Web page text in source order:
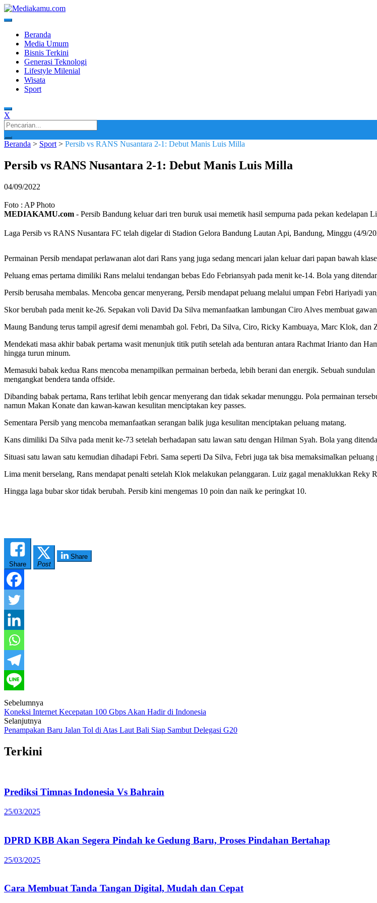
Skip
to
MEDIAKAMU.com
Media Terkini untuk Generasi Milenial!
Beranda
Media Umum
Bisnis Terkini
Generasi Teknologi
Lifestyle Milenial
Wisata
Sport
X
Search
for:
Beranda > Sport > Persib vs RANS Nusantara 2-1: Debut Manis Luis Milla
Persib vs RANS Nusantara 2-1: Debut Manis Luis Milla
04/09/2022
Foto : AP Photo
MEDIAKAMU.com - Persib Bandung keluar dari tren buruk usai memetik hasil sempurna pada pekan
Laga Persib vs RANS Nusantara FC telah digelar di Stadion Gelora Bandung Lautan Api, Bandung, Minggu (4/9/
Permainan Persib mendapat perlawanan alot dari Rans yang juga sedang mencari jalan keluar dari papan bawah
Peluang emas pertama dimiliki Rans melalui tendangan bebas Edo Febriansyah pada menit ke-14. Bola yang
Persib berusaha membalas. Mencoba gencar menyerang, Persib mendapat peluang melalui umpan Febri Hariyadi
Skor berubah pada menit ke-26. Sepakan voli David Da Silva memanfaatkan lambungan Ciro Alves membuat
Maung Bandung terus tampil agresif demi menambah gol. Febri, Da Silva, Ciro, Ricky Kambuaya, Marc Klok, dan
Mendekati masa akhir babak pertama wasit menunjuk titik putih setelah ada benturan antara Rachmat Irianto dan
hingga turun minum.
Memasuki babak kedua Rans mencoba menampilkan permainan berbeda, lebih berani dan energik. Sebuah
mengangkat bendera tanda offside.
Dibanding babak pertama, Rans terlihat lebih gencar menyerang dan tidak sekadar menunggu. Pola permainan
namun Makan Konate dan kawan-kawan kesulitan menciptakan key passes.
Sementara Persib yang mencoba memanfaatkan serangan balik juga kesulitan menciptakan peluang matang.
Kans dimiliki Da Silva pada menit ke-73 setelah berhadapan satu lawan satu dengan Hilman Syah. Bola yang
Situasi satu lawan satu kemudian dihadapi Febri. Sama seperti Da Silva, Febri juga tak bisa memaksimalkan peluang
Lima menit berselang, Rans mendapat penalti setelah Klok melakukan pelanggaran. Luiz gagal menaklukkan
Hingga laga bubar skor tidak berubah. Persib kini mengemas 10 poin dan naik ke peringkat 10.
Share Post
Share
Post
navigation
Sebelumnya
Koneksi Internet Kecepatan 100 Gbps Akan Hadir di Indonesia
Selanjutnya
Penampakan Baru Jalan Tol di Atas Laut Bali Siap Sambut Delegasi G20
Terkini
Prediksi Timnas Indonesia Vs Bahrain
25/03/2025
DPRD KBB Akan Segera Pindah ke Gedung Baru, Proses Pindahan Bertahap
25/03/2025
Cara Membuat Tanda Tangan Digital, Mudah dan Cepat